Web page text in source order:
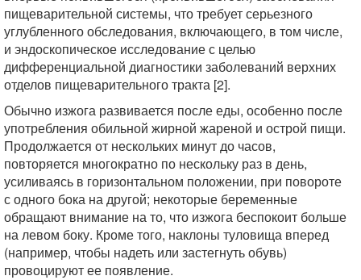
пищеварительной системы, что требует серьезного
углубленного обследования, включающего, в том числе,
и эндоскопическое исследование с целью
дифференциальной диагностики заболеваний верхних
отделов пищеварительного тракта [2].
Обычно изжога развивается после еды, особенно после
употребления обильной жирной жареной и острой пищи.
Продолжается от нескольких минут до часов,
повторяется многократно по нескольку раз в день,
усиливаясь в горизонтальном положении, при повороте
с одного бока на другой; некоторые беременные
обращают внимание на то, что изжога беспокоит больше
на левом боку. Кроме того, наклоны туловища вперед
(например, чтобы надеть или застегнуть обувь)
провоцируют ее появление.